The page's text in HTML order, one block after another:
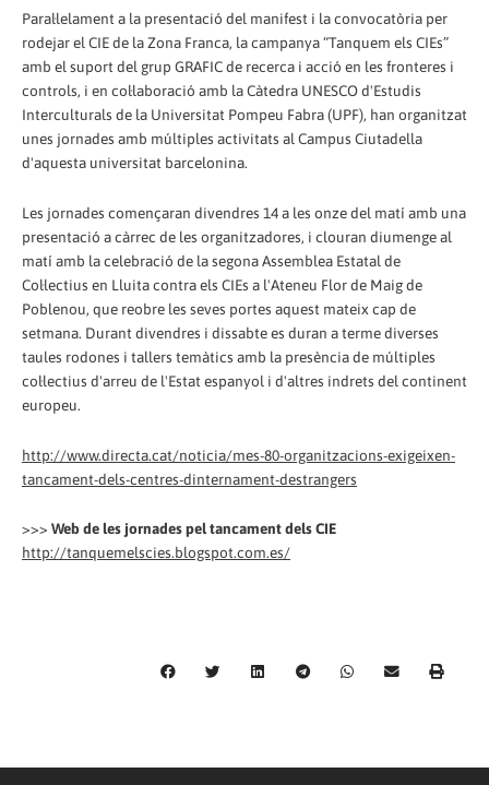
Paral·lelament a la presentació del manifest i la convocatòria per
rodejar el CIE de la Zona Franca, la campanya “Tanquem els CIEs”
amb el suport del grup GRAFIC de recerca i acció en les fronteres i
controls, i en col·laboració amb la Càtedra UNESCO d'Estudis
Interculturals de la Universitat Pompeu Fabra (UPF), han organitzat
unes jornades amb múltiples activitats al Campus Ciutadella
d'aquesta universitat barcelonina.
Les jornades començaran divendres 14 a les onze del matí amb una
presentació a càrrec de les organitzadores, i clouran diumenge al
matí amb la celebració de la segona Assemblea Estatal de
Col·lectius en Lluita contra els CIEs a l'Ateneu Flor de Maig de
Poblenou, que reobre les seves portes aquest mateix cap de
setmana. Durant divendres i dissabte es duran a terme diverses
taules rodones i tallers temàtics amb la presència de múltiples
col·lectius d'arreu de l'Estat espanyol i d'altres indrets del continent
europeu.
http://www.directa.cat/noticia/mes-80-organitzacions-exigeixen-
tancament-dels-centres-dinternament-destrangers
>>> Web de les jornades pel tancament dels CIE
http://tanquemelscies.blogspot.com.es/